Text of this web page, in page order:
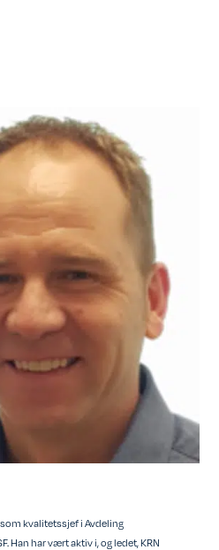
kvalitetssjef i Avdeling
Han har vært aktiv i, og ledet, KRN